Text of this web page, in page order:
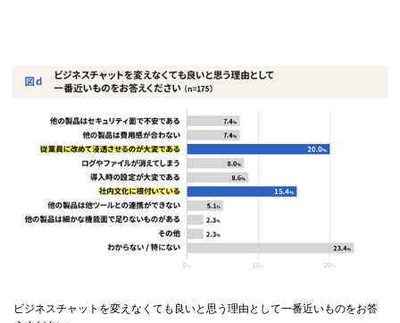
ビジネスチャットを変えなくても良いと思う理由として一番近いものをお答